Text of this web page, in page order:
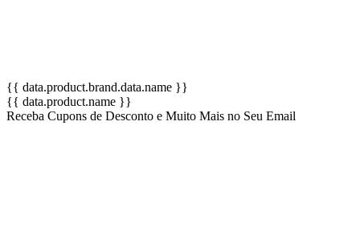
{{ data.product.brand.data.name }}
{{ data.product.name }}
Receba Cupons de Desconto e Muito Mais no Seu Email